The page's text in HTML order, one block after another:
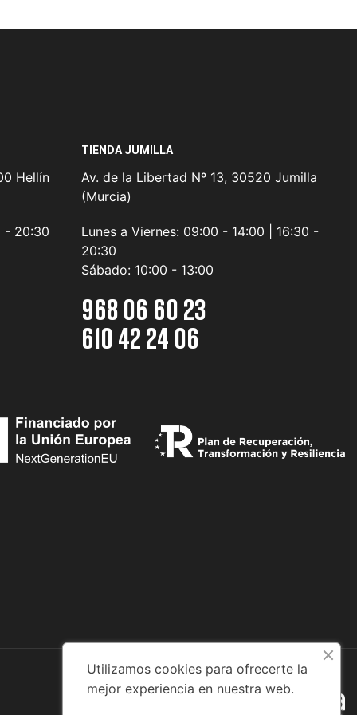
Hellín
- 20:30
TIENDA JUMILLA
Av. de la Libertad Nº 13, 30520 Jumilla
(Murcia)
Lunes a Viernes: 09:00 - 14:00 | 16:30 -
20:30
Sábado: 10:00 - 13:00
968 06 60 23
610 42 24 06
Utilizamos cookies para ofrecerte la
mejor experiencia en nuestra web.